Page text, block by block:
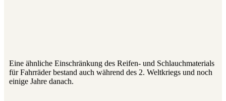
Eine ähnliche Einschränkung des Reifen- und Schlauchmaterials
für Fahrräder bestand auch während des 2. Weltkriegs und noch
einige Jahre danach.